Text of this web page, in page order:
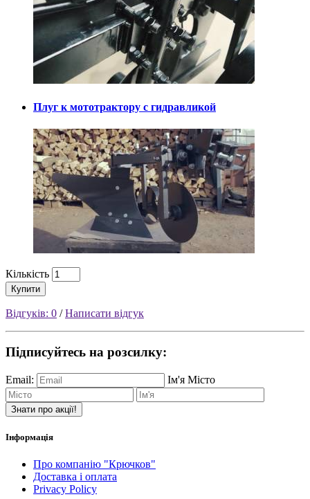
Плуг к мототрактору с гидравликой
Кількість
Купити
Відгуків: 0 /Написати відгук
Підписуйтесь на розсилку:
Email: Ім'я Місто
Знати про акції!
Інформація
Про компанію "Крючков"
Доставка і оплата
Privacy Policy